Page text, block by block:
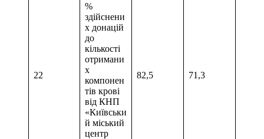
22
%
здійснени
х донацій
до
кількості
отримани
х
компонен
тів крові
від КНП
«Київськи
й міський
центр
82,5 71,3